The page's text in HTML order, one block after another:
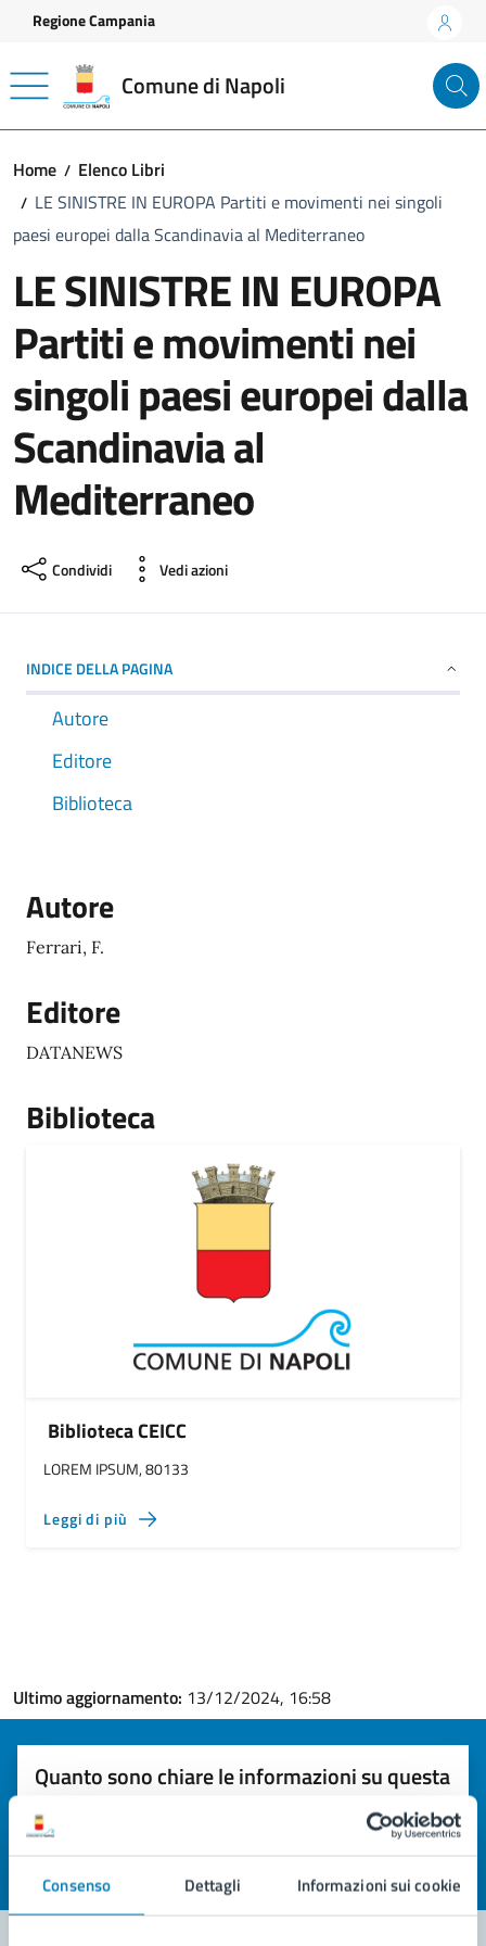
Consenso Dettagli Informazioni sui cookie
Vai ai contenuti
Vai al footer
Regione Campania
Comune di Napoli
Home
Elenco Libri
LE SINISTRE IN EUROPA Partiti e movimenti nei singoli
paesi europei dalla Scandinavia al Mediterraneo
LE SINISTRE IN EUROPA
Partiti e movimenti nei
singoli paesi europei dalla
Scandinavia al
Mediterraneo
Condividi Vedi azioni
INDICE DELLA PAGINA
Autore
Editore
Biblioteca
Autore
Ferrari, F.
Editore
DATANEWS
Biblioteca
Biblioteca CEICC
LOREM IPSUM, 80133
Leggi di più
Ultimo aggiornamento: 13/12/2024, 16:58
Quanto sono chiare le informazioni su questa
Valuta 5 stelle su 5
Valuta 4 stelle su 5
Valuta 3 stelle su 5
Valuta 2 stelle su 5
Valuta 1 stelle su 5